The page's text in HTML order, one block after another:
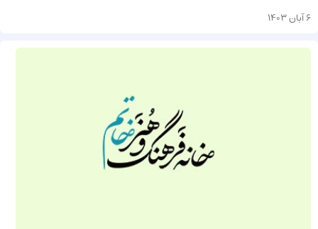
6 آبان 1403